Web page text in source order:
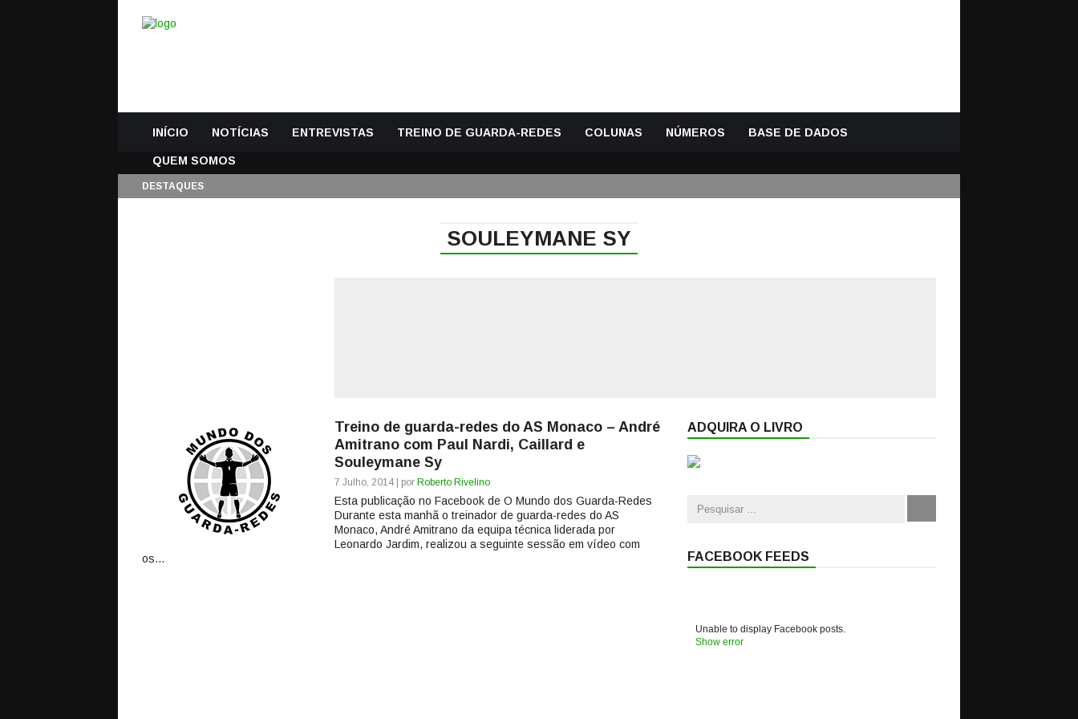
INÍCIO NOTÍCIAS ENTREVISTAS TREINO DE GUARDA-REDES COLUNAS NÚMEROS BASE DE DADOS
QUEM SOMOS
DESTAQUES
SOULEYMANE SY
Treino de guarda-redes do AS Monaco – André
Amitrano com Paul Nardi, Caillard e
Souleymane Sy
7 Julho, 2014 | por Roberto Rivelino
Esta publicação no Facebook de O Mundo dos Guarda-Redes
Durante esta manhã o treinador de guarda-redes do AS
Monaco, André Amitrano da equipa técnica liderada por
Leonardo Jardim, realizou a seguinte sessão em vídeo com
os...
ADQUIRA O LIVRO
FACEBOOK FEEDS
Unable to display Facebook posts.
Show error